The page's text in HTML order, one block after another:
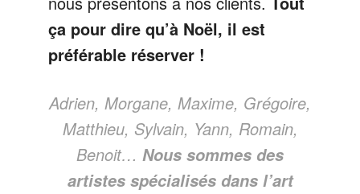
ça pour dire qu’à Noël, il est
préférable réserver !
Adrien, Morgane, Maxime, Grégoire,
Matthieu, Sylvain, Yann, Romain,
Benoit… Nous sommes des
artistes spécialisés dans l’art